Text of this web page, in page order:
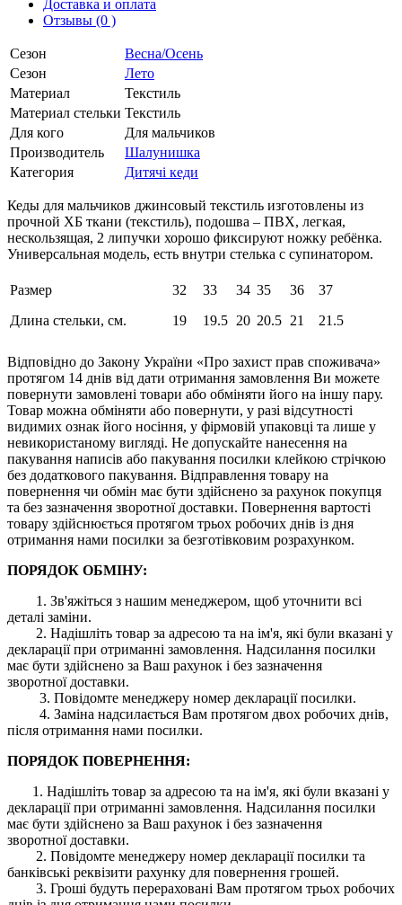
Доставка и оплата
Отзывы (0 )
Сезон
Весна/Осень
Сезон
Лето
Материал
Текстиль
Материал стельки Текстиль
Для кого
Для мальчиков
Производитель
Шалунишка
Категория
Дитячі кеди
Кеды для мальчиков джинсовый текстиль изготовлены из
прочной ХБ ткани (текстиль), подошва – ПВХ, легкая,
нескользящая, 2 липучки хорошо фиксируют ножку ребёнка.
Универсальная модель, есть внутри стелька с супинатором.
Размер 32 33 34 35 36
37
Длина стельки, см.
19 19.5 20 20.5 21 21.5
Відповідно до Закону України «Про захист прав споживача»
протягом 14 днів від дати отримання замовлення Ви можете
повернути замовлені товари або обміняти його на іншу пару.
Товар можна обміняти або повернути, у разі відсутності
видимих ​​ознак його носіння, у фірмовій упаковці та лише у
невикористаному вигляді. Не допускайте нанесення на
пакування написів або пакування посилки клейкою стрічкою
без додаткового пакування. Відправлення товару на
повернення чи обмін має бути здійснено за рахунок покупця
та без зазначення зворотної доставки. Повернення вартості
товару здійснюється протягом трьох робочих днів із дня
отримання нами посилки за безготівковим розрахунком.
ПОРЯДОК ОБМІНУ:
1. Зв'яжіться з нашим менеджером, щоб уточнити всі
деталі заміни.
2. Надішліть товар за адресою та на ім'я, які були вказані у
декларації при отриманні замовлення. Надсилання посилки
має бути здійснено за Ваш рахунок і без зазначення
зворотної доставки.
3. Повідомте менеджеру номер декларації посилки.
4. Заміна надсилається Вам протягом двох робочих днів,
після отримання нами посилки.
ПОРЯДОК ПОВЕРНЕННЯ:
1. Надішліть товар за адресою та на ім'я, які були вказані у
декларації при отриманні замовлення. Надсилання посилки
має бути здійснено за Ваш рахунок і без зазначення
зворотної доставки.
2. Повідомте менеджеру номер декларації посилки та
банківські реквізити рахунку для повернення грошей.
3. Гроші будуть перераховані Вам протягом трьох робочих